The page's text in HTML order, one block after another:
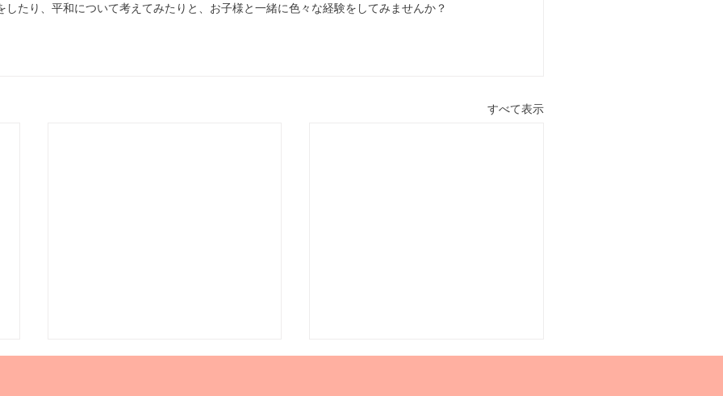
したり、平和について考えてみたりと、お子様と一緒に色々な経験をしてみませんか？
すべて表示